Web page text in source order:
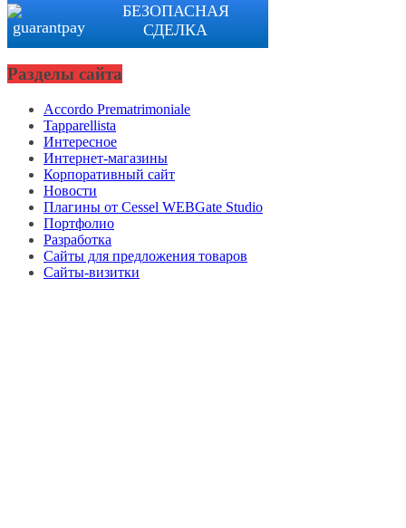
БЕЗОПАСНАЯ
СДЕЛКА
Разделы сайта
Accordo Prematrimoniale
Tapparellista
Интересное
Интернет-магазины
Корпоративный сайт
Новости
Плагины от Cessel WEBGate Studio
Портфолио
Разработка
Сайты для предложения товаров
Сайты-визитки